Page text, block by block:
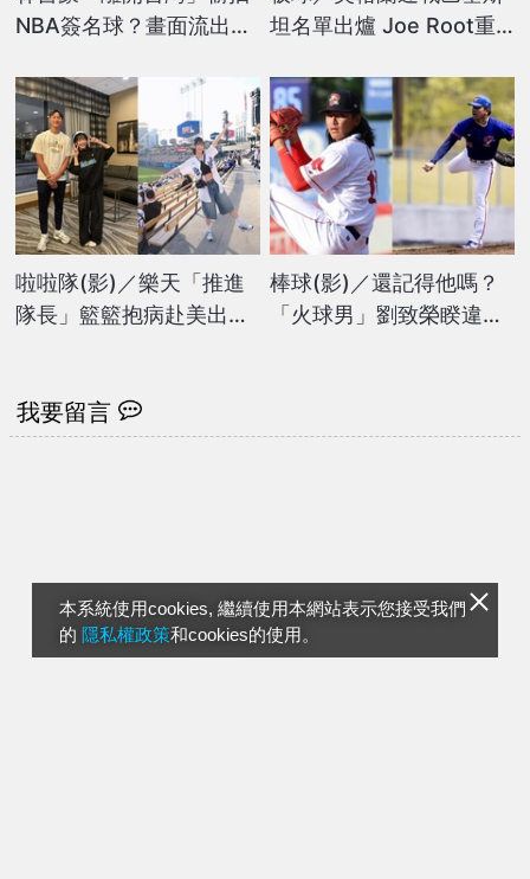
本系統使用cookies, 繼續使用本網站表示您接受我們
的 隱私權政策和cookies的使用。
NBA簽名球？畫面流出
坦名單出爐 Joe Root重
啦啦隊(影)／樂天「推進
隊長」籃籃抱病赴美出任
棒球(影)／還記得他嗎？
「火球男」劉致榮睽違
我要留言